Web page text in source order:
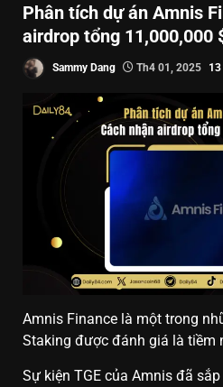
Phân tích dự án Amnis
airdrop tổng 11,000,000
Sammy Dang Th4 01, 2025 13
Amnis Finance là một trong
Staking được đánh giá là tiềm
Sự kiện TGE của Amnis đã